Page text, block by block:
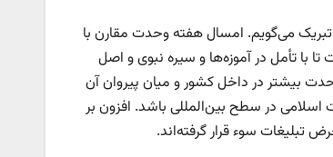
تبریک می‌گویم. امسال هفته وحدت مقارن با
تأمل در آموزه‌ها و سیره نبوی و اصل
بیشتر در داخل کشور و میان پیروان آن
در سطح بین‌المللی باشد. افزون بر
تبلیغات سوء قرار گرفته‌اند.